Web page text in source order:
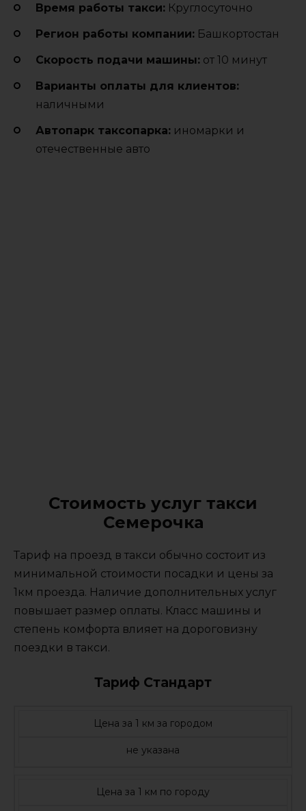
Время работы такси: Круглосуточно
Регион работы компании: Башкортостан
Cкорость подачи машины: от 10 минут
Варианты оплаты для клиентов:
наличными
Автопарк таксопарка: иномарки и
отечественные авто
Стоимость услуг такси
Семерочка
Тариф на проезд в такси обычно состоит из
минимальной стоимости посадки и цены за
1км проезда. Наличие дополнительных услуг
повышает размер оплаты. Класс машины и
степень комфорта влияет на дороговизну
поездки в такси.
Тариф Стандарт
Цена за 1 км за городом
не указана
Цена за 1 км по городу